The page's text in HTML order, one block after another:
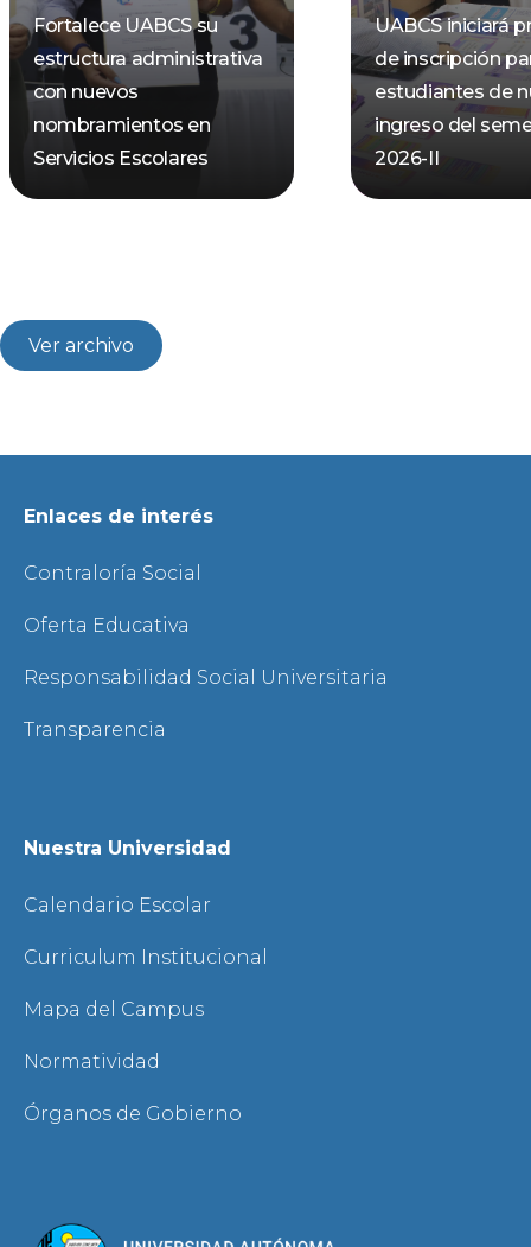
Fortalece UABCS su
estructura administrativa
con nuevos
nombramientos en
Servicios Escolares
UABCS iniciará
de inscripción
estudiantes de
ingreso del
2026-II
Ver archivo
Enlaces de interés
Contraloría Social
Oferta Educativa
Responsabilidad Social Universitaria
Transparencia
Nuestra Universidad
Calendario Escolar
Curriculum Institucional
Mapa del Campus
Normatividad
Órganos de Gobierno